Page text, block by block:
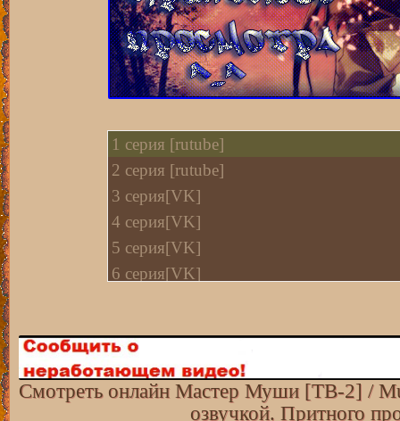
1 cерия [rutube]
2 cерия [rutube]
3 серия[VK]
4 серия[VK]
5 серия[VK]
6 серия[VK]
9 cерия [rutube]
10 cерия [rutube]
11-12 cерия [rutube]
Смотреть онлайн Мастер Муши [ТВ-2] /
озвучкой. Притного